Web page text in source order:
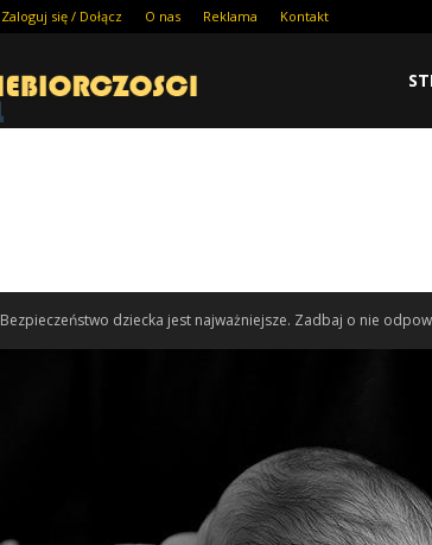
Zaloguj się / Dołącz O nas Reklama Kontakt
Bezpieczeństwo dziecka jest najważniejsze. Zadbaj o nie